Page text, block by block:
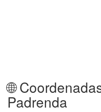
🌐
Padrenda